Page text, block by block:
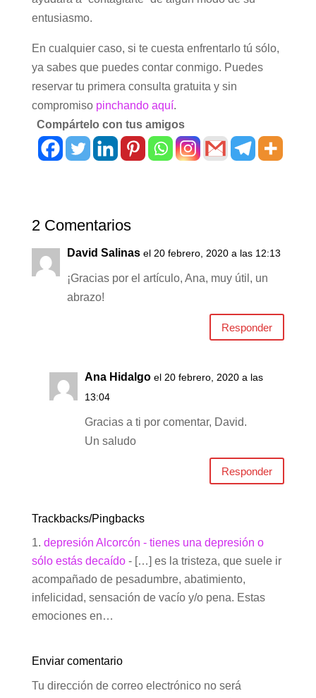
entusiasmo.
En cualquier caso, si te cuesta enfrentarlo tú sólo,
ya sabes que puedes contar conmigo. Puedes
reservar tu primera consulta gratuita y sin
compromiso pinchando aquí.
Compártelo con tus amigos
2 Comentarios
David Salinas el 20 febrero, 2020 a las 12:13
¡Gracias por el artículo, Ana, muy útil, un
abrazo!
Responder
Ana Hidalgo el 20 febrero, 2020 a las
13:04
Gracias a ti por comentar, David.
Un saludo
Responder
Trackbacks/Pingbacks
depresión Alcorcón - tienes una depresión o
sólo estás decaído- […] es la tristeza, que suele ir
acompañado de pesadumbre, abatimiento,
infelicidad, sensación de vacío y/o pena. Estas
emociones en…
Enviar comentario
Tu dirección de correo electrónico no será